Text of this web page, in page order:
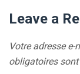
Leave a
Votre adresse
obligatoires